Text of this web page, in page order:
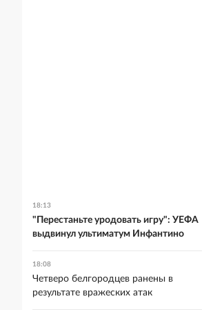
18:13
"Перестаньте уродовать игру": УЕФА
выдвинул ультиматум Инфантино
18:08
Четверо белгородцев ранены в
результате вражеских атак